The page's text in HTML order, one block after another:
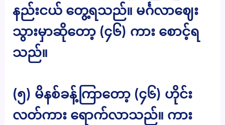
နည်းငယ် တွေ့ရသည်။ မင်္ဂလာဈေး
သွားမှာဆိုတော့ (၄၆) ကား စောင့်ရ
သည်။
(၅) မိနစ်ခန့်ကြာတော့ (၄၆) ဟိုင်း
လတ်ကား ရောက်လာသည်။ ကား